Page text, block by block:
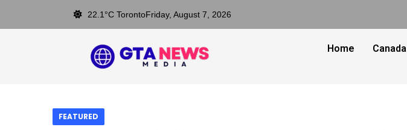
22.1°C TorontoFriday, August 7, 2026
Home Canada
FEATURED